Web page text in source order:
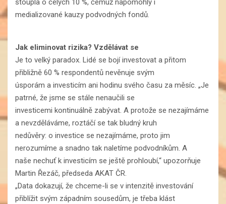
stoupla o celých 10 %, čemuž napomohly i
medializované kauzy podvodných fondů.
Jak eliminovat rizika? Vzdělávat se
Je to velký paradox. Lidé se bojí investovat a přitom
přibližně 60 % respondentů nevěnuje svým
úsporám a investicím ani hodinu svého času za měsíc. „Je
patrné, že jsme se stále nenaučili se
investicemi kontinuálně zabývat. A protože se nezajímáme
a nevzděláváme, roztáčí se tak bludný kruh
nedůvěry: o investice se nezajímáme, proto jim
nerozumíme a snadno tak naletíme podvodníkům. A
naše nechuť k investicím se ještě prohloubí,“ upozorňuje
Martin Řezáč, předseda AKAT ČR.
„Data dokazují, že chceme-li se v intenzitě investování
přiblížit svým západním sousedům, je třeba klást